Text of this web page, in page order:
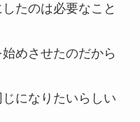
たのは必要なこと
めさせたのだから
になりたいらしい